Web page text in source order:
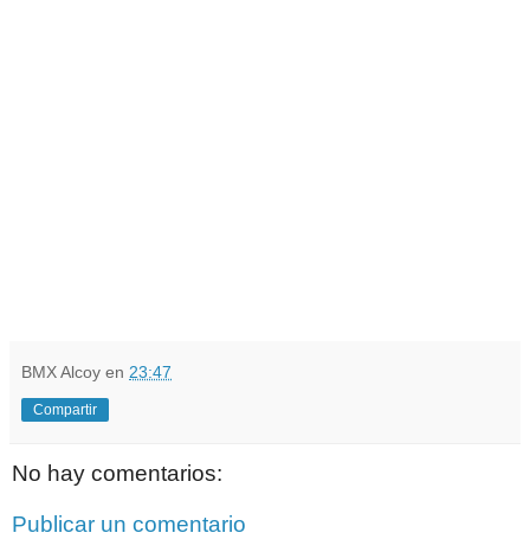
BMX Alcoy en 23:47
Compartir
No hay comentarios:
Publicar un comentario